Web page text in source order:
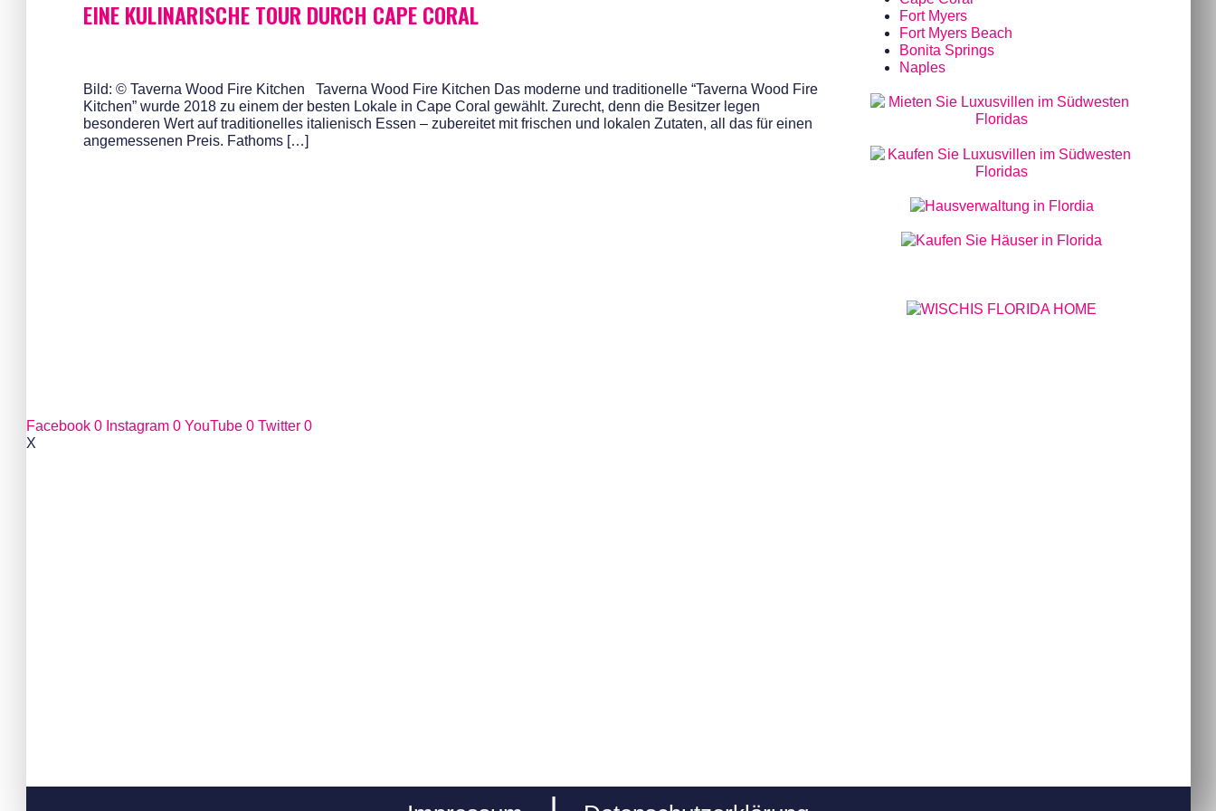
EINE KULINARISCHE TOUR DURCH CAPE CORAL
Bild: © Taverna Wood Fire Kitchen Taverna Wood Fire Kitchen Das moderne und traditionelle “Taverna Wood Fire
Kitchen” wurde 2018 zu einem der besten Lokale in Cape Coral gewählt. Zurecht, denn die Besitzer legen
besonderen Wert auf traditionelles italienisch Essen – zubereitet mit frischen und lokalen Zutaten, all das für einen
angemessenen Preis. Fathoms […]
Fort Myers
Fort Myers Beach
Bonita Springs
Naples
Facebook 0 Instagram 0 YouTube 0 Twitter 0
X